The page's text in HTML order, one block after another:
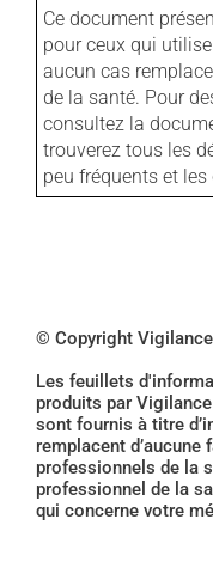
Ce document
pour ceux qui
aucun cas
de la santé. Pour
consultez la
trouverez tous les
peu fréquents et
© Copyright
Les feuillets
produits par
sont fournis à titre
remplacent
professionnels de la
professionnel de la
qui concerne votre